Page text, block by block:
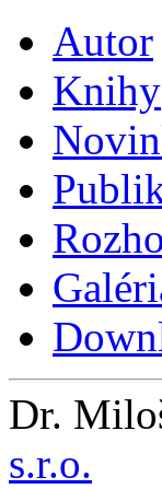
Autor
Knihy
Dr.
s.r.o.